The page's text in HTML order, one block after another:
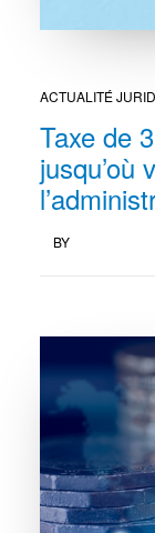
ACTUALITÉ
Taxe de
jusqu’où
BY